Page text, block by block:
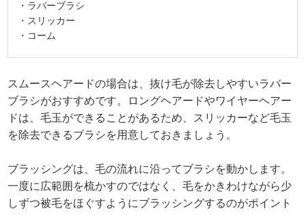
・ラバーブラシ
・スリッカー
・コーム
スムースヘアードの場合は、抜け毛が除去しやすいラバー
ブラシがおすすめです。ロングヘアードやワイヤーヘアー
ドは、毛玉ができることがあるため、スリッカーなど毛玉
を除去できるブラシを用意しておきましょう。
ブラッシングは、毛の流れに沿ってブラシを動かします。
一度に広範囲を梳かすのではなく、毛をかきわけながら少
しずつ被毛をほぐすようにブラッシングするのがポイント